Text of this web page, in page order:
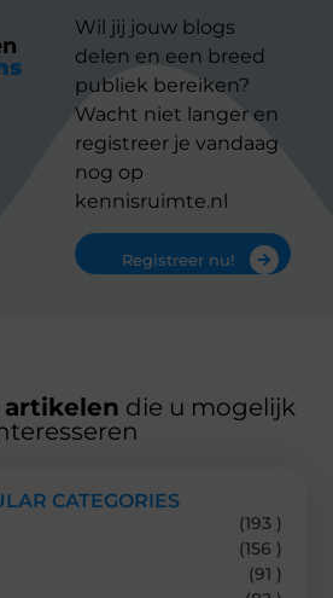
Wil jij jouw blogs
delen en een breed
publiek bereiken?
Wacht niet langer en
registreer je vandaag
nog op
kennisruimte.nl
Registreer nu!
artikelen die u mogelijk
CATEGORIES
(193 )
(156 )
(91 )